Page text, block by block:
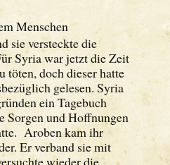
Menschen
sie versteckte die
Syria war jetzt die Zeit
töten, doch dieser hatte
gelesen. Syria
ein Tagebuch
Sorgen und Hoffnungen
Aroben kam ihr
Er verband sie mit
wieder die